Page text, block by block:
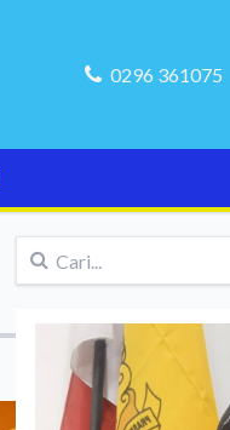
0296 361075